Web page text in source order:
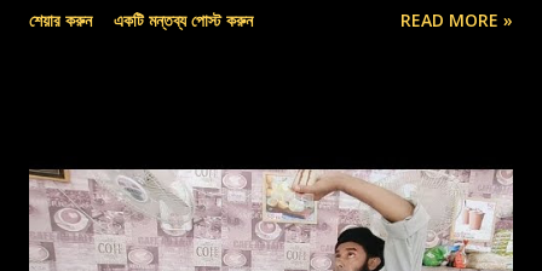
শেয়ার করুন একটি মন্তব্য পোস্ট করুন READ MORE »